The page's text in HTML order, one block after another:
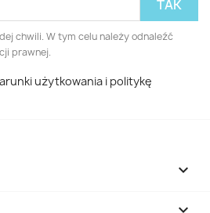
chwili. W tym celu należy odnaleźć
prawnej.
użytkowania i politykę
